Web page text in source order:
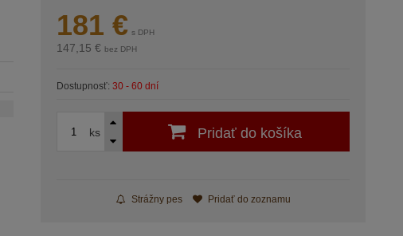
181 € s DPH
147,15 € bez DPH
Dostupnosť: 30 - 60 dní
ks Pridať do košíka
Strážny pes Pridať do zoznamu